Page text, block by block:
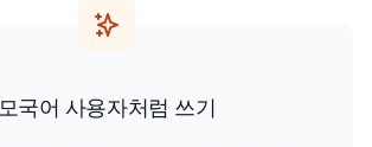
모국어 사용자처럼 쓰기